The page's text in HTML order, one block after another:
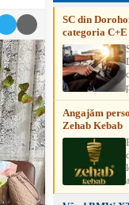
SC din
categoria
nedeterminată
Angajăm
Zehab Kebab